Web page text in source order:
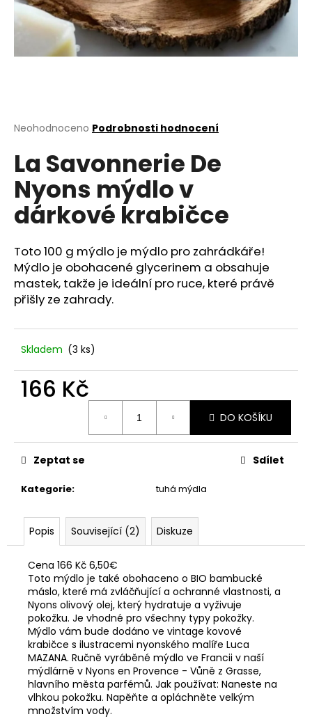
Průměrné
produktu
je
0,0
hvězdiček.
Neohodnoceno Podrobnosti hodnocení
La Savonnerie De
Nyons mýdlo v
dárkové krabičce
Toto 100 g mýdlo je mýdlo pro zahrádkáře!
Mýdlo je obohacené glycerinem a obsahuje
mastek, takže je ideální pro ruce, které právě
přišly ze zahrady.
Skladem (3 ks)
166 Kč
DO KOŠÍKU
Kategorie: tuhá mýdla
Zeptat se Sdílet
Popis Související (2) Diskuze
Cena 166 Kč 6,50€
Toto mýdlo je také obohaceno o BIO bambucké
máslo, které má zvláčňující a ochranné vlastnosti, a
Nyons olivový olej, který hydratuje a vyživuje
pokožku. Je vhodné pro všechny typy pokožky.
Mýdlo vám bude dodáno ve vintage kovové
krabičce s ilustracemi nyonského malíře Luca
MAZANA. Ručně vyráběné mýdlo ve Francii v naší
mýdlárně v Nyons en Provence - Vůně z Grasse,
hlavního města parfémů. Jak používat: Naneste na
vlhkou pokožku. Napěňte a opláchněte velkým
množstvím vody.
a
í
HLEDAT
D
p
o
r
u
u
m
STABILIZOVANÁ
VĚČNÁ
RŮŽE
Kč